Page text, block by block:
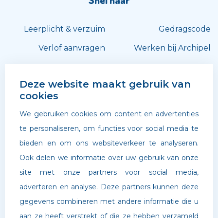
Leerplicht & verzuim
Verlof aanvragen
Gedragscode
Werken bij Archipel
Volg ons
Deze website maakt gebruik van
cookies
We gebruiken cookies om content en advertenties
te personaliseren, om functies voor social media te
bieden en om ons websiteverkeer te analyseren.
Ook delen we informatie over uw gebruik van onze
site met onze partners voor social media,
adverteren en analyse. Deze partners kunnen deze
gegevens combineren met andere informatie die u
aan ze heeft verstrekt of die ze hebben verzameld